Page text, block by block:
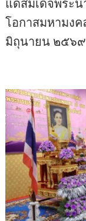
โอกาสมหามง
มิถุนายน ๒๕๖๙